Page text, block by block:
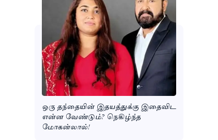
ஒரு தந்தையின் இதயத்துக்கு இதைவிட
என்ன வேண்டும்? நெகிழ்ந்த
மோகன்லால்!